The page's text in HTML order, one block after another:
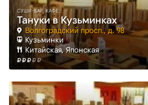
СУШИ-БАР, КАФЕ
Тануки в Кузьминках
Волгоградский просп., д. 98
Кузьминки
Китайская, Японская